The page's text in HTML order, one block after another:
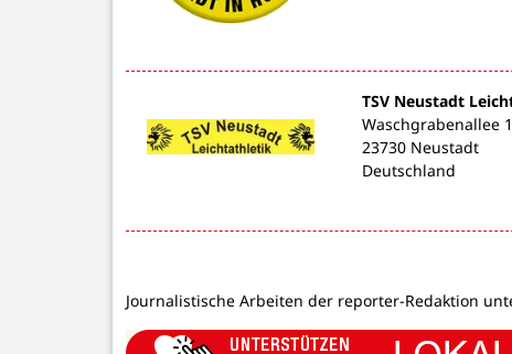
TSV Neustadt
Waschgrabenallee
23730 Neustadt
Deutschland
Journalistische Arbeiten der reporter-Redaktion